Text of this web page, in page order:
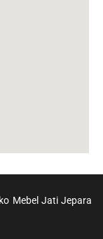
Mebel Jati Jepara